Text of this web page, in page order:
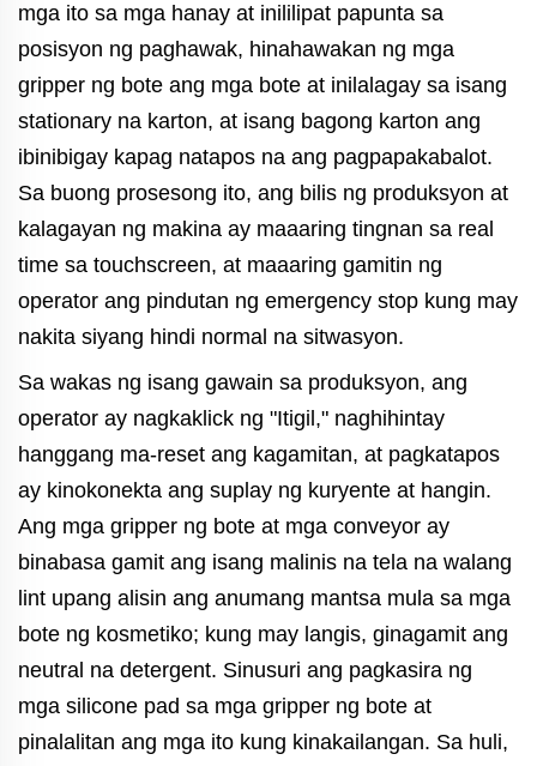
mga ito sa mga hanay at inililipat papunta sa
posisyon ng paghawak, hinahawakan ng mga
gripper ng bote ang mga bote at inilalagay sa isang
stationary na karton, at isang bagong karton ang
ibinibigay kapag natapos na ang pagpapakabalot.
Sa buong prosesong ito, ang bilis ng produksyon at
kalagayan ng makina ay maaaring tingnan sa real
time sa touchscreen, at maaaring gamitin ng
operator ang pindutan ng emergency stop kung may
nakita siyang hindi normal na sitwasyon.
Sa wakas ng isang gawain sa produksyon, ang
operator ay nagkaklick ng "Itigil," naghihintay
hanggang ma-reset ang kagamitan, at pagkatapos
ay kinokonekta ang suplay ng kuryente at hangin.
Ang mga gripper ng bote at mga conveyor ay
binabasa gamit ang isang malinis na tela na walang
lint upang alisin ang anumang mantsa mula sa mga
bote ng kosmetiko; kung may langis, ginagamit ang
neutral na detergent. Sinusuri ang pagkasira ng
mga silicone pad sa mga gripper ng bote at
pinalalitan ang mga ito kung kinakailangan. Sa huli,